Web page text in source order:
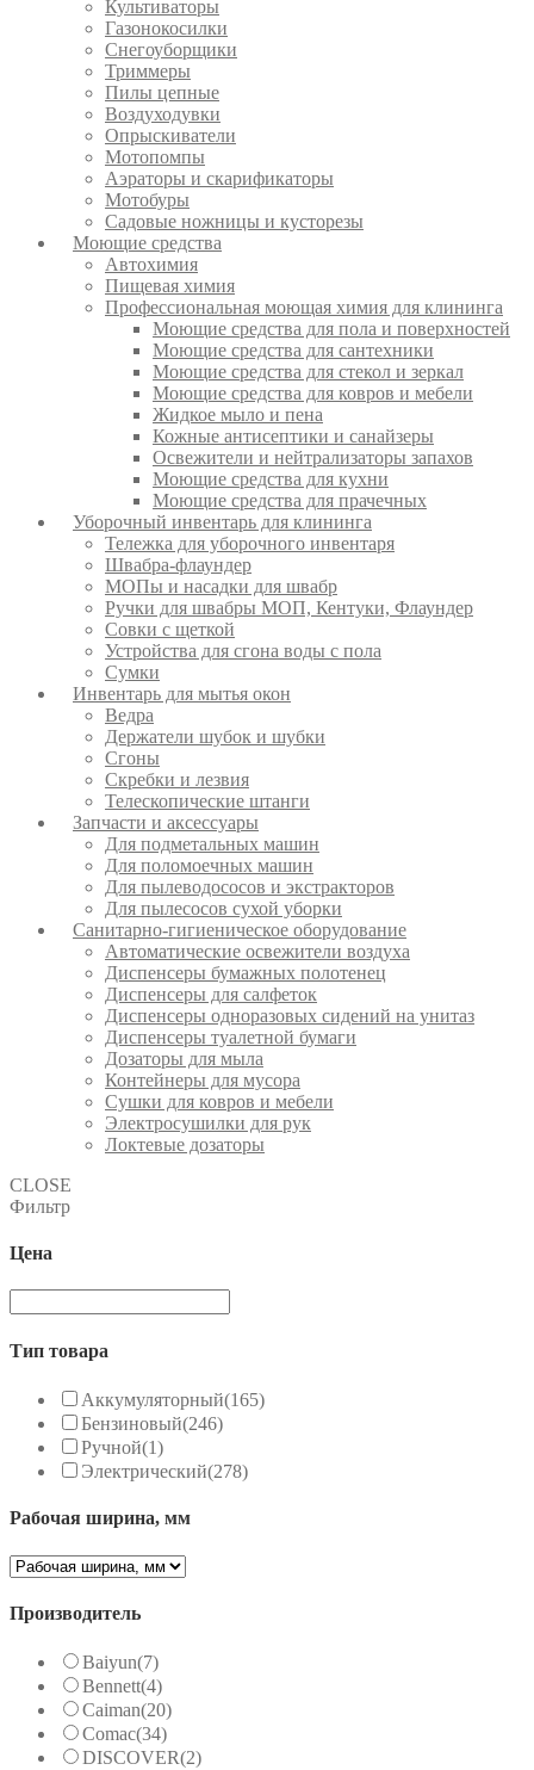
Культиваторы
Газонокосилки
Снегоуборщики
Триммеры
Пилы цепные
Воздуходувки
Опрыскиватели
Мотопомпы
Аэраторы и скарификаторы
Мотобуры
Садовые ножницы и кусторезы
Моющие средства
Автохимия
Пищевая химия
Профессиональная моющая химия для клининга
Моющие средства для пола и поверхностей
Моющие средства для сантехники
Моющие средства для стекол и зеркал
Моющие средства для ковров и мебели
Жидкое мыло и пена
Кожные антисептики и санайзеры
Освежители и нейтрализаторы запахов
Моющие средства для кухни
Моющие средства для прачечных
Уборочный инвентарь для клининга
Тележка для уборочного инвентаря
Швабра-флаундер
МОПы и насадки для швабр
Ручки для швабры МОП, Кентуки, Флаундер
Совки с щеткой
Устройства для сгона воды с пола
Сумки
Инвентарь для мытья окон
Ведра
Держатели шубок и шубки
Сгоны
Скребки и лезвия
Телескопические штанги
Запчасти и аксессуары
Для подметальных машин
Для поломоечных машин
Для пылеводососов и экстракторов
Для пылесосов сухой уборки
Санитарно-гигиеническое оборудование
Автоматические освежители воздуха
Диспенсеры бумажных полотенец
Диспенсеры для салфеток
Диспенсеры одноразовых сидений на унитаз
Диспенсеры туалетной бумаги
Дозаторы для мыла
Контейнеры для мусора
Сушки для ковров и мебели
Электросушилки для рук
Локтевые дозаторы
CLOSE
Фильтр
Цена
Тип товара
Аккумуляторный(165)
Бензиновый(246)
Ручной(1)
Электрический(278)
Рабочая ширина, мм
Производитель
Baiyun(7)
Bennett(4)
Caiman(20)
Comac(34)
DISCOVER(2)